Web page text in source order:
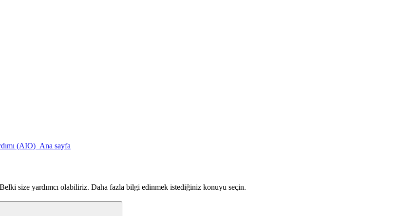
(AIO) Ana sayfa
size yardımcı olabiliriz. Daha fazla bilgi edinmek istediğiniz konuyu seçin.